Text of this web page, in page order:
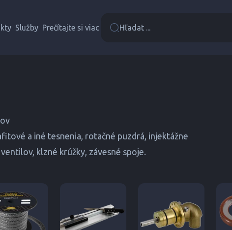
Služby Prečítajte si viac Hľadat ...
a iné tesnenia, rotačné puzdrá, injektážne
klzné krúžky, závesné spoje.